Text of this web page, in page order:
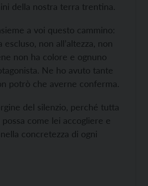
della nostra terra trentina.
a voi questo cammino:
escluso, non all’altezza, non
non ha colore e ognuno
Ne ho avuto tante
potrò che averne conferma.
del silenzio, perché tutta
come lei accogliere e
concretezza di ogni